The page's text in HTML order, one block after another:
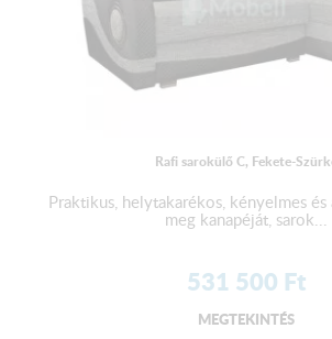
Háttámlamagasság: 73 cm
A terméket elemekre bontva,
Rafi sarokülő C, Fekete-
Praktikus, helytakarékos, kényelmes és
meg kanapéját, sarok...
531 500 Ft
MEGTEKINTÉS